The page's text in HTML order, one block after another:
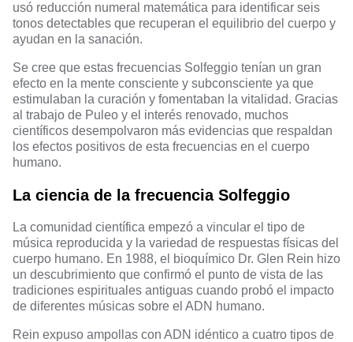
usó reducción numeral matemática para identificar seis
tonos detectables que recuperan el equilibrio del cuerpo y
ayudan en la sanación.
Se cree que estas frecuencias Solfeggio tenían un gran
efecto en la mente consciente y subconsciente ya que
estimulaban la curación y fomentaban la vitalidad. Gracias
al trabajo de Puleo y el interés renovado, muchos
científicos desempolvaron más evidencias que respaldan
los efectos positivos de esta frecuencias en el cuerpo
humano.
La ciencia de la frecuencia Solfeggio
La comunidad científica empezó a vincular el tipo de
música reproducida y la variedad de respuestas físicas del
cuerpo humano. En 1988, el bioquímico Dr. Glen Rein hizo
un descubrimiento que confirmó el punto de vista de las
tradiciones espirituales antiguas cuando probó el impacto
de diferentes músicas sobre el ADN humano.
Rein expuso ampollas con ADN idéntico a cuatro tipos de